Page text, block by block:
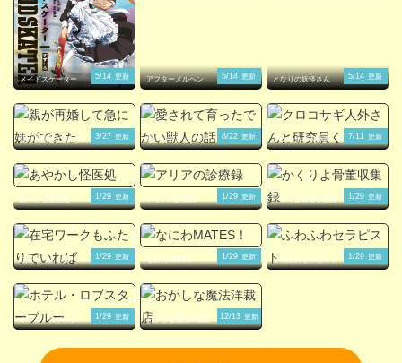
メイドスケーター 5/14 更新 アフターメルヘン 5/14 更新 となりの妖怪さん 5/14 更新
親が再婚して急に妹
ができた
3/27 更新
愛されて育ったでか
い獣人の話
8/22 更新
クロコサギ人外さん
と研究員くん。
7/11 更新
あやかし怪医処 1/29 更新 アリアの診療録 1/29 更新 かくりよ骨董収集録 1/29 更新
在宅ワークもふたり
でいれば
1/29 更新 なにわMATES！ 1/29 更新 ふわふわセラピスト 1/29 更新
ホテル・ロブスター
ブルー
1/29 更新 おかしな魔法洋裁店 12/13 更新